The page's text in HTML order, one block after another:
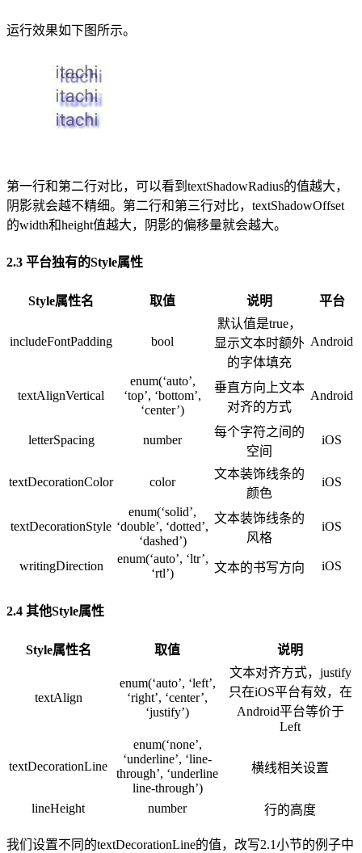
运行效果如下图所示。
第一行和第二行对比，可以看到textShadowRadius的值越大，
阴影就会越不精细。第二行和第三行对比，textShadowOffset
的width和height值越大，阴影的偏移量就会越大。
2.3 平台独有的Style属性
Style属性名 取值 说明 平台
includeFontPadding bool
默认值是true，
显示文本时额外
的字体填充
Android
textAlignVertical
enum(‘auto’,
‘top’, ‘bottom’,
‘center’)
垂直方向上文本
对齐的方式
Android
letterSpacing number
每个字符之间的
空间
iOS
textDecorationColor color
文本装饰线条的
颜色
iOS
textDecorationStyle
enum(‘solid’,
‘double’, ‘dotted’,
‘dashed’)
文本装饰线条的
风格
iOS
writingDirection
enum(‘auto’, ‘ltr’,
‘rtl’)
文本的书写方向 iOS
2.4 其他Style属性
Style属性名 取值 说明
textAlign
enum(‘auto’, ‘left’,
‘right’, ‘center’,
‘justify’)
文本对齐方式，justify
只在iOS平台有效，在
Android平台等价于
Left
textDecorationLine
enum(‘none’,
‘underline’, ‘line-
through’, ‘underline
line-through’)
横线相关设置
lineHeight number 行的高度
我们设置不同的textDecorationLine的值，改写2.1小节的例子中